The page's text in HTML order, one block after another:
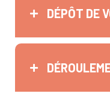
DÉPÔT DE